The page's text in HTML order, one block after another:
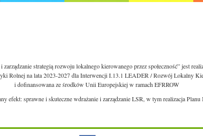
zarządzanie strategią rozwoju lokalnego kierowanego przez społeczność” jest
Rolnej na lata 2023-2027 dla Interwencji I.13.1 LEADER / Rozwój Lokalny
i dofinansowana ze środków Unii Europejskiej w ramach EFRROW
efekt: sprawne i skuteczne wdrażanie i zarządzanie LSR, w tym realizacja